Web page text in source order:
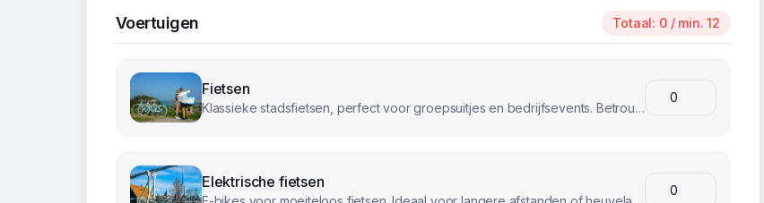
Voertuigen Totaal: 0/ min. 12
Fietsen
Klassieke stadsfietsen, perfect voor groepsuitjes en bedrijfsevents. Betrouwbaar en comfortabel voor iedereen.
Elektrische fietsen